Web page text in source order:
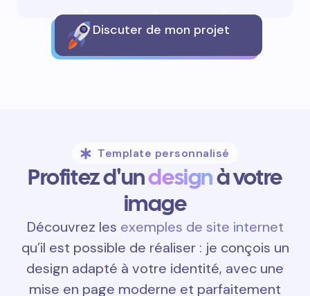
Discuter de mon projet
Template personnalisé
Profitez d'undesignà votre
image
Découvrez les exemples de site internet
qu’il est possible de réaliser : je conçois un
design adapté à votre identité, avec une
mise en page moderne et parfaitement